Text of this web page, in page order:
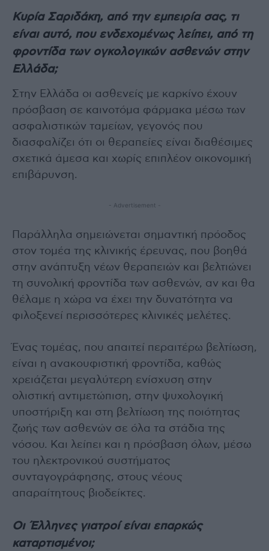
Κυρία Σαριδάκη, από την εμπειρία σας, τι
είναι αυτό, που ενδεχομένως λείπει, από τη
φροντίδα των ογκολογικών ασθενών στην
Ελλάδα;
Στην Ελλάδα οι ασθενείς με καρκίνο έχουν
πρόσβαση σε καινοτόμα φάρμακα μέσω των
ασφαλιστικών ταμείων, γεγονός που
διασφαλίζει ότι οι θεραπείες είναι διαθέσιμες
σχετικά άμεσα και χωρίς επιπλέον οικονομική
επιβάρυνση.
- Advertisement -
Παράλληλα σημειώνεται σημαντική πρόοδος
στον τομέα της κλινικής έρευνας, που βοηθά
στην ανάπτυξη νέων θεραπειών και βελτιώνει
τη συνολική φροντίδα των ασθενών, αν και θα
θέλαμε η χώρα να έχει την δυνατότητα να
φιλοξενεί περισσότερες κλινικές μελέτες.
Ένας τομέας, που απαιτεί περαιτέρω βελτίωση,
είναι η ανακουφιστική φροντίδα, καθώς
χρειάζεται μεγαλύτερη ενίσχυση στην
ολιστική αντιμετώπιση, στην ψυχολογική
υποστήριξη και στη βελτίωση της ποιότητας
ζωής των ασθενών σε όλα τα στάδια της
νόσου. Και λείπει και η πρόσβαση όλων, μέσω
του ηλεκτρονικού συστήματος
συνταγογράφησης, στους νέους
απαραίτητους βιοδείκτες.
Οι Έλληνες γιατροί είναι επαρκώς
καταρτισμένοι;